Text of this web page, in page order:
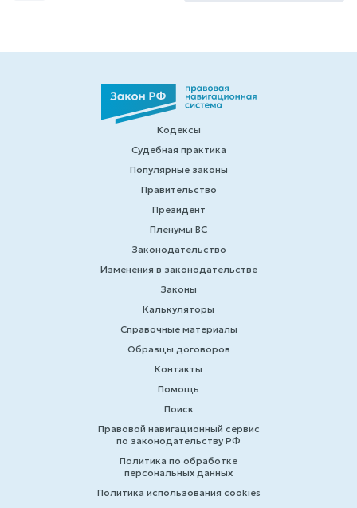
Кодексы
Судебная практика
Популярные законы
Правительство
Президент
Пленумы ВС
Законодательство
Изменения в законодательстве
Законы
Калькуляторы
Справочные материалы
Образцы договоров
Контакты
Помощь
Поиск
Правовой навигационный сервис
по законодательству РФ
Политика по обработке
персональных данных
Политика использования cookies